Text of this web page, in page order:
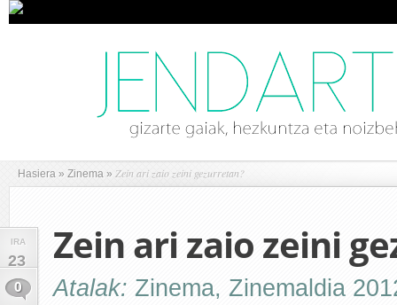
Hasiera » Zinema » Zein ari zaio zeini gezurretan?
IRA
23
0
Zein ari zaio zeini
Atalak: Zinema, Zinemaldia